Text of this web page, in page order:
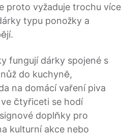
proto vyžaduje trochu více
typu ponožky a
fungují dárky spojené s
do kuchyně,
na domácí vaření piva
čtyřiceti se hodí
doplňky pro
kulturní akce nebo